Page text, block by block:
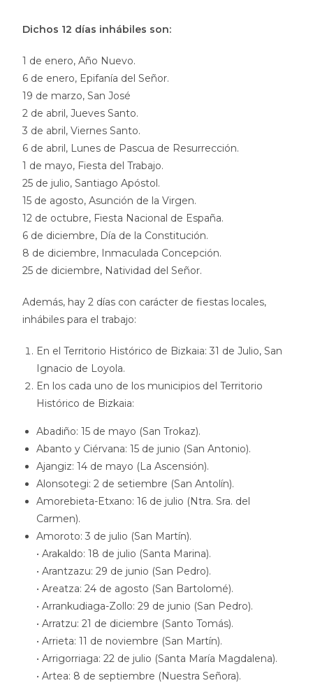
Dichos 12 días inhábiles son:
1 de enero, Año Nuevo.
6 de enero, Epifanía del Señor.
19 de marzo, San José
2 de abril, Jueves Santo.
3 de abril, Viernes Santo.
6 de abril, Lunes de Pascua de Resurrección.
1 de mayo, Fiesta del Trabajo.
25 de julio, Santiago Apóstol.
15 de agosto, Asunción de la Virgen.
12 de octubre, Fiesta Nacional de España.
6 de diciembre, Día de la Constitución.
8 de diciembre, Inmaculada Concepción.
25 de diciembre, Natividad del Señor.
Además, hay 2 días con carácter de fiestas locales,
inhábiles para el trabajo:
En el Territorio Histórico de Bizkaia: 31 de Julio, San
Ignacio de Loyola.
En los cada uno de los municipios del Territorio
Histórico de Bizkaia:
Abadiño: 15 de mayo (San Trokaz).
Abanto y Ciérvana: 15 de junio (San Antonio).
Ajangiz: 14 de mayo (La Ascensión).
Alonsotegi: 2 de setiembre (San Antolín).
Amorebieta-Etxano: 16 de julio (Ntra. Sra. del
Carmen).
Amoroto: 3 de julio (San Martín).
• Arakaldo: 18 de julio (Santa Marina).
• Arantzazu: 29 de junio (San Pedro).
• Areatza: 24 de agosto (San Bartolomé).
• Arrankudiaga-Zollo: 29 de junio (San Pedro).
• Arratzu: 21 de diciembre (Santo Tomás).
• Arrieta: 11 de noviembre (San Martín).
• Arrigorriaga: 22 de julio (Santa María Magdalena).
• Artea: 8 de septiembre (Nuestra Señora).